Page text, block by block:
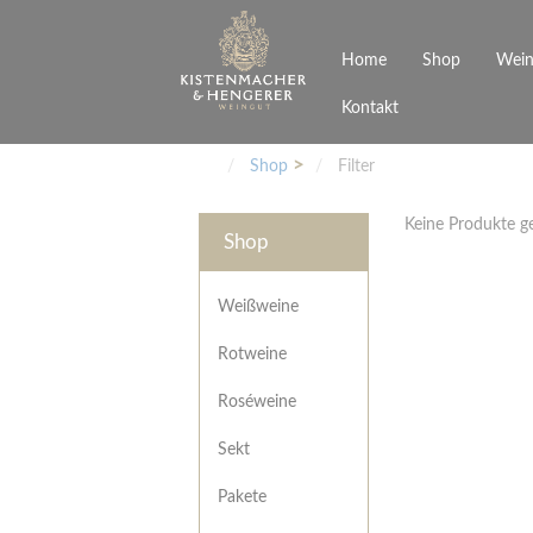
Home Shop
Weißweine
Roséweine
Junges Schwaben
Veranstaltungen
Kontakt
Shop Filter
Shop
Weißweine
Rotweine
Roséweine
Sekt
Pakete
Keine Produkte